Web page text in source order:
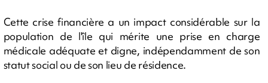
Cette crise financière a un impact considérable sur la
population de l'île qui mérite une prise en charge
médicale adéquate et digne, indépendamment de son
statut social ou de son lieu de résidence.